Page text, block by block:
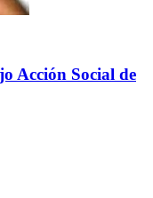
Acción Social de